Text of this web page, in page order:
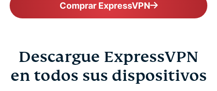
Comprar ExpressVPN
Descargue ExpressVPN
en todos sus dispositivos